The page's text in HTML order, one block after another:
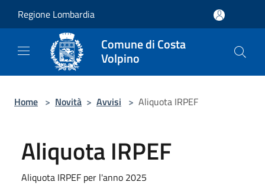
Regione Lombardia
Comune di Costa
Volpino
Home > Novità > Avvisi > Aliquota IRPEF
Aliquota IRPEF
Aliquota IRPEF per l'anno 2025